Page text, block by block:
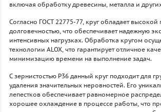
включая обработку древесины, металла и
Согласно ГОСТ 22775-77, круг обладает высокой
долговечностью, что обеспечивает надежную
интенсивных нагрузках. Обработка кругом
технологии ALOX, что гарантирует отличное
минимизацию времени на выполнение задач.
С зернистостью P36 данный круг подходит для
удаления значительных неровностей. Его
лепестков обеспечивает равномерное
хорошее охлаждение в процессе работы, что